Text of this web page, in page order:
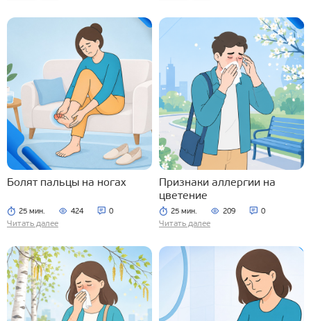
Болят пальцы на ногах
25 мин. 424 0
Читать далее
Признаки аллергии на
цветение
25 мин. 209 0
Читать далее